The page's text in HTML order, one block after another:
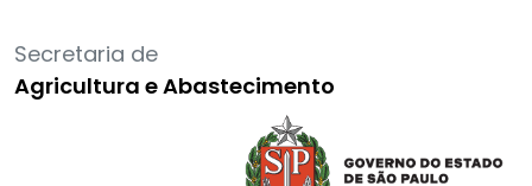
Secretaria de
Agricultura e Abastecimento